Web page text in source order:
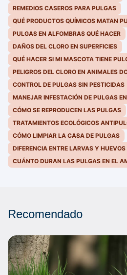
REMEDIOS CASEROS PARA PULGAS
QUÉ PRODUCTOS QUÍMICOS MATAN
PULGAS EN ALFOMBRAS QUÉ HACER
DAÑOS DEL CLORO EN SUPERFICIES
QUÉ HACER SI MI MASCOTA TIENE
PELIGROS DEL CLORO EN ANIMALES
CONTROL DE PULGAS SIN PESTICIDAS
MANEJAR INFESTACIÓN DE PULGAS
CÓMO SE REPRODUCEN LAS PULGAS
TRATAMIENTOS ECOLÓGICOS
CÓMO LIMPIAR LA CASA DE PULGAS
DIFERENCIA ENTRE LARVAS Y
CUÁNTO DURAN LAS PULGAS EN EL
Recomendado